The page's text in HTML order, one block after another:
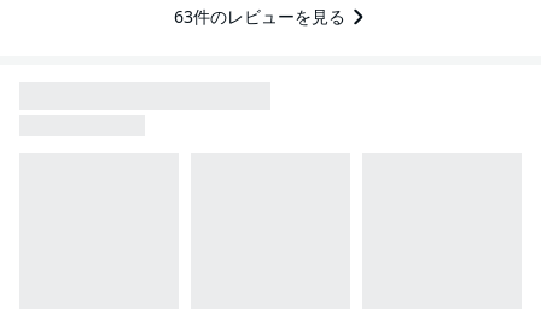
63件のレビューを見る